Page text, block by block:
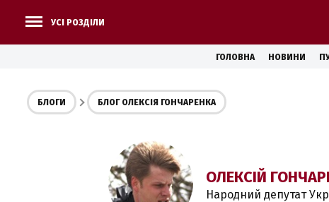
УСІ РОЗДІЛИ
ГОЛОВНА НОВИНИ
БЛОГИ БЛОГ ОЛЕКСІЯ ГОНЧАРЕНКА
ОЛЕКСІЙ
Народний депутат